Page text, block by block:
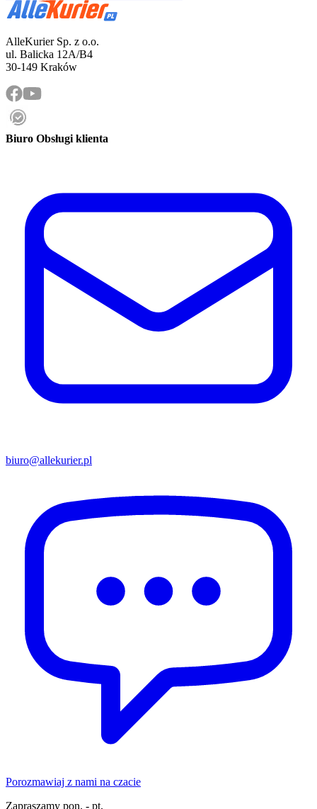
AlleKurier Sp. z o.o.
ul. Balicka 12A/B4
30-149 Kraków
Biuro Obsługi klienta
biuro@allekurier.pl
Porozmawiaj z nami na czacie
Zapraszamy pon. - pt.